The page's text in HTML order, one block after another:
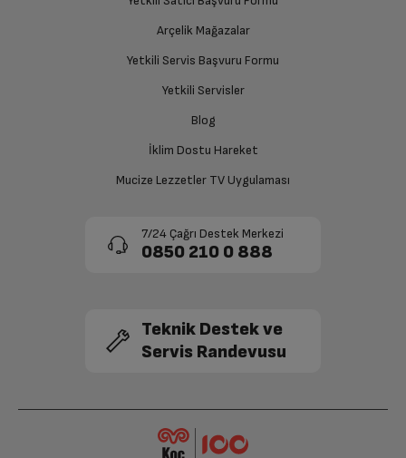
Arçelik Mağazalar
Yetkili Servis Başvuru Formu
Yetkili Servisler
Blog
İklim Dostu Hareket
Mucize Lezzetler TV Uygulaması
7/24 Çağrı Destek Merkezi
0850 210 0 888
Teknik Destek ve
Servis Randevusu